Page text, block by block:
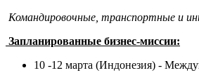
Командировочные, транспортные и
Запланированные бизнес-миссии:
10 -12 марта (Индонезия) -